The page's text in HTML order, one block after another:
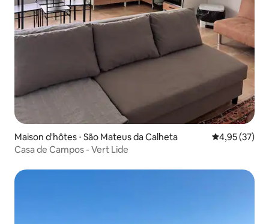
Maison d'hôtes ⋅ São Mateus da Calheta Évaluation
4,95 (37)
Casa de Campos - Vert Lide